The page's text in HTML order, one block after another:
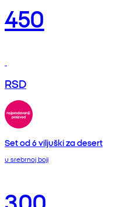
450
RSD
Set od 6 viljuški za desert
u srebrnoj boji
300